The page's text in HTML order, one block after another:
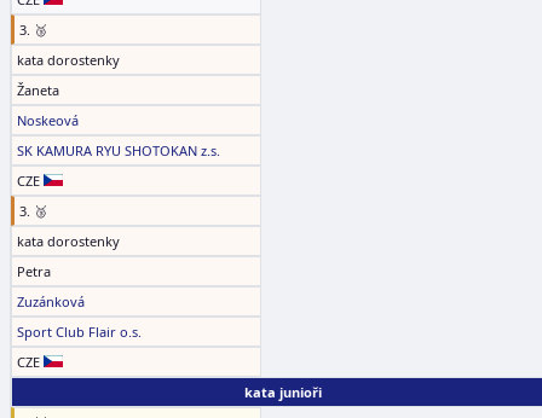
3. 🥉
kata dorostenky
Žaneta
Noskeová
SK KAMURA RYU SHOTOKAN z.s.
CZE
3. 🥉
kata dorostenky
Petra
Zuzánková
Sport Club Flair o.s.
CZE
kata junioři